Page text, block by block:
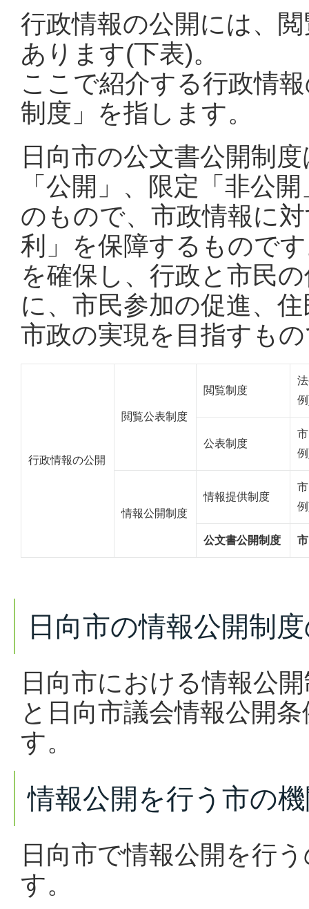
行政情報の公開には、
あります(下表)。
ここで紹介する行政情
制度」を指します。
日向市の公文書公開制
「公開」、限定「非公
のもので、市政情報に
利」を保障するもので
を確保し、行政と市民
に、市民参加の促進、
市政の実現を目指すも
行政情報の公開
閲覧公表制度
閲覧制度
公表制度
情報公開制度
情報提供制度
公文書公開制度
日向市の情報公開制
日向市における情報公
と日向市議会情報公開
す。
情報公開を行う市の
日向市で情報公開を行
す。